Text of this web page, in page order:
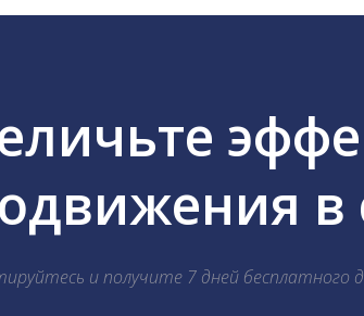
в
и получите 7 дней бесплатного